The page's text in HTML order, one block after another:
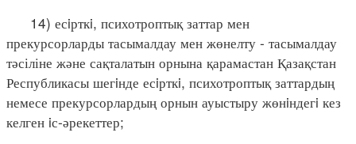
14) есiрткi, психотроптық заттар мен
прекурсорларды тасымалдау мен жөнелту - тасымалдау
тәсіліне және сақталатын орнына қарамастан Қазақстан
Республикасы шегiнде есiрткi, психотроптық заттардың
немесе прекурсорлардың орнын ауыстыру жөнiндегi кез
келген iс-әрекеттер;